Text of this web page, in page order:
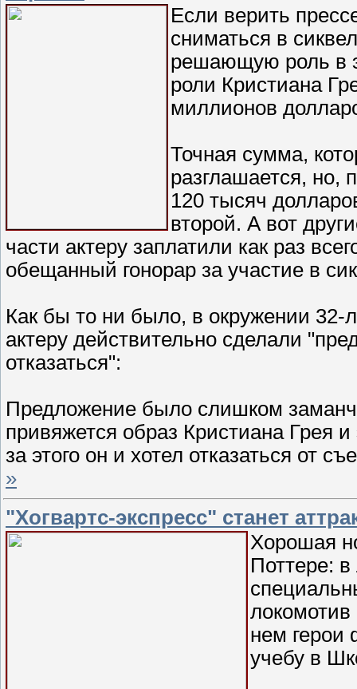
Если верить
сниматься в
решающую роль в
роли Кристиана
миллионов
Точная сумма,
разглашается, но,
120 тысяч
второй. А вот
части актеру заплатили как раз
обещанный гонорар за участие в
Как бы то ни было, в окружении 32-
актеру действительно сделали
отказаться":
Предложение было слишком
привяжется образ Кристиана Грея
за этого он и хотел отказаться от
»
"Хогвартс-экспресс" станет
Хорошая
Поттере: в
нем герои
учебу в